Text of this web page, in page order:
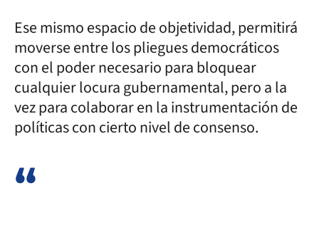
Ese mismo espacio de objetividad, permitirá
moverse entre los pliegues democráticos
con el poder necesario para bloquear
cualquier locura gubernamental, pero a la
vez para colaborar en la instrumentación de
políticas con cierto nivel de consenso.